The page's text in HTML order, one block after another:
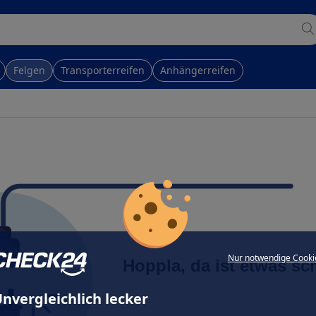
Nur notwendige
lecker
Felgen Transporterreifen Anhängerreifen
Hoppla, da ist etwas